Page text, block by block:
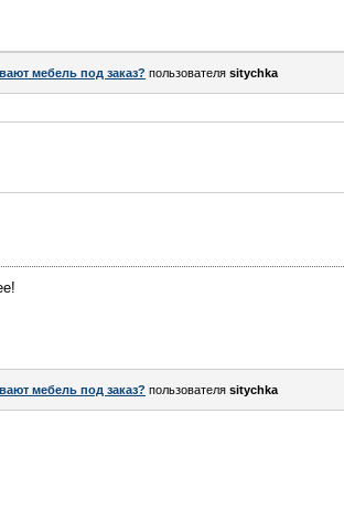
мебель под заказ? пользователя sitychka
мебель под заказ? пользователя sitychka